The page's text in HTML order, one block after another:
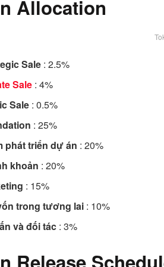
Allocation
Sale : 2.5%
Sale : 4%
Sale : 0.5%
: 25%
phát triển dự án : 20%
khoản : 20%
: 15%
trong tương lai : 10%
và đối tác : 3%